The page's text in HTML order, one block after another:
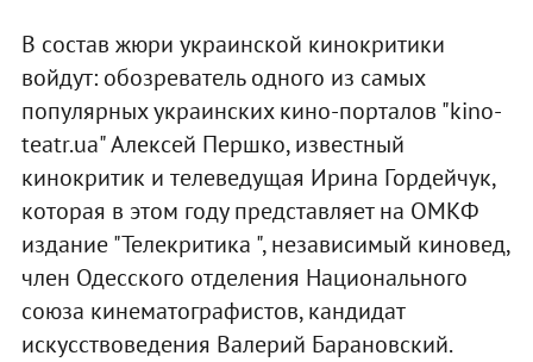
В состав жюри украинской кинокритики
войдут: обозреватель одного из самых
популярных украинских кино-порталов "kino-
teatr.ua" Алексей Першко, известный
кинокритик и телеведущая Ирина Гордейчук,
которая в этом году представляет на ОМКФ
издание "Телекритика ", независимый киновед,
член Одесского отделения Национального
союза кинематографистов, кандидат
искусствоведения Валерий Барановский.